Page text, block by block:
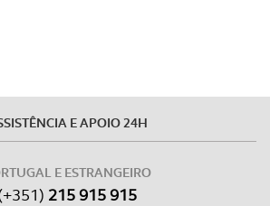
E APOIO 24H
E ESTRANGEIRO
215 915 915